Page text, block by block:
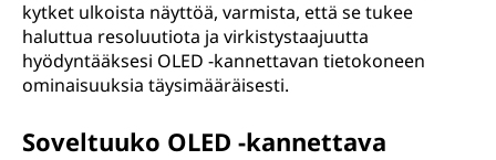
kytket ulkoista näyttöä, varmista, että se tukee
haluttua resoluutiota ja virkistystaajuutta
hyödyntääksesi OLED -kannettavan tietokoneen
ominaisuuksia täysimääräisesti.
Soveltuuko OLED -kannettava